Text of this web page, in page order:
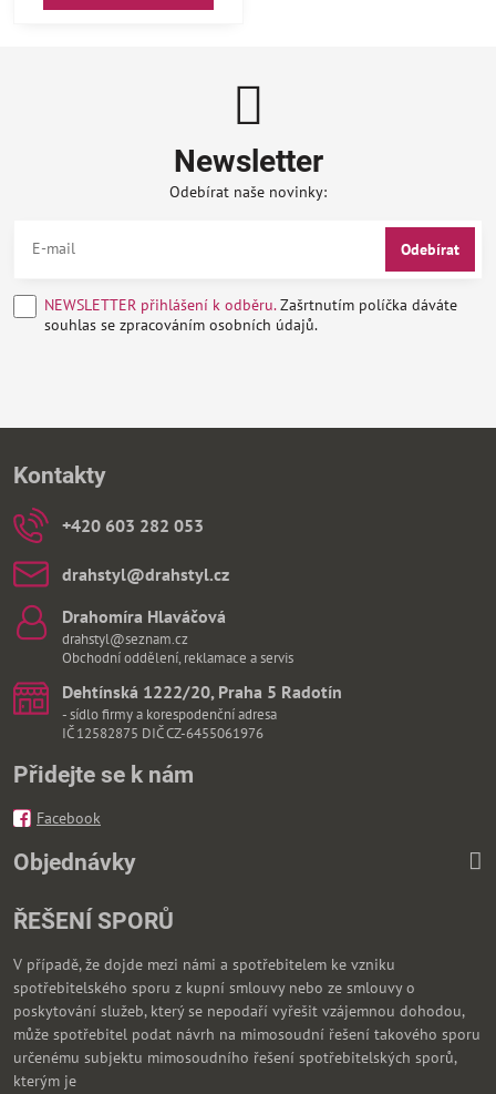
Newsletter
Odebírat naše novinky:
Odebírat
NEWSLETTER přihlášení k odběru.Zašrtnutím políčka dáváte
souhlas se zpracováním osobních údajů.
Kontakty
+420 603 282 053
drahstyl​@drahstyl​.cz
Drahomíra Hlaváčová
drahstyl@seznam.cz
Obchodní oddělení, reklamace a servis
Dehtínská 1222/20, Praha 5 Radotín
- sídlo firmy a korespodenční adresa
IČ 12582875 DIČ CZ-6455061976
Přidejte se k nám
Facebook
Objednávky
ŘEŠENÍ SPORŮ
V případě, že dojde mezi námi a spotřebitelem ke vzniku
spotřebitelského sporu z kupní smlouvy nebo ze smlouvy o
poskytování služeb, který se nepodaří vyřešit vzájemnou dohodou,
může spotřebitel podat návrh na mimosoudní řešení takového sporu
určenému subjektu mimosoudního řešení spotřebitelských sporů,
kterým je